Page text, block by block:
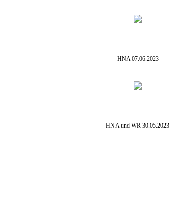
HNA 07.06.2023
HNA und WR 30.05.2023